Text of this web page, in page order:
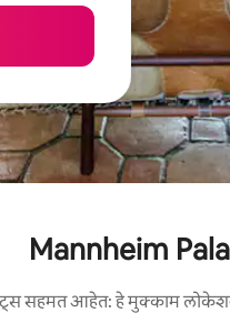
Mannheim
सहमत आहेत: हे मुक्काम